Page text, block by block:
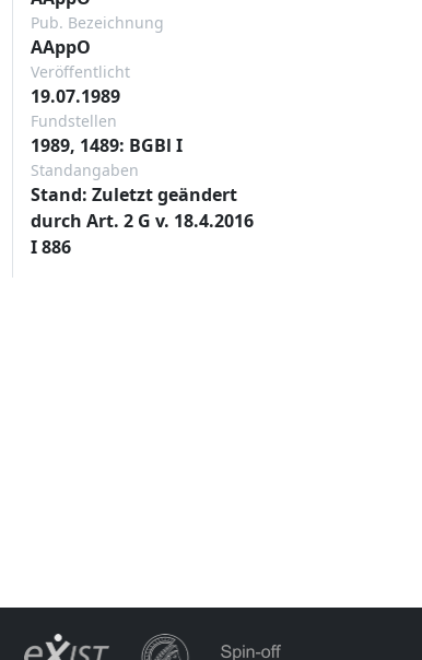
Pub. Bezeichnung
AAppO
Veröffentlicht
19.07.1989
Fundstellen
1989, 1489: BGBl I
Standangaben
Stand: Zuletzt geändert
durch Art. 2 G v. 18.4.2016
I 886